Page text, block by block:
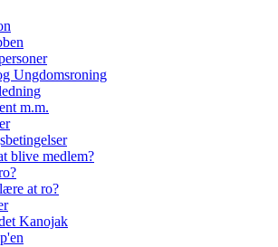
Ungdomsroning
m.m.
blive medlem?
at ro?
Kanojak